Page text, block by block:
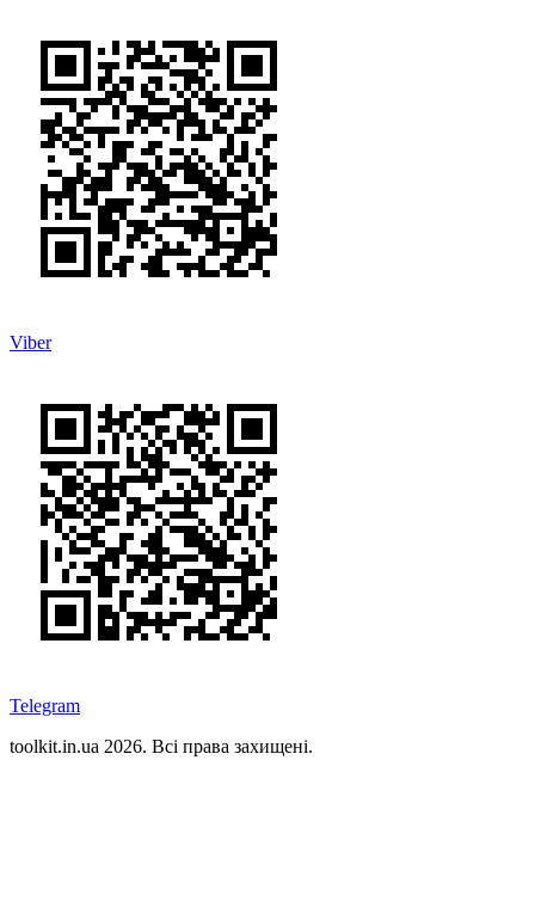
Viber
Telegram
toolkit.in.ua 2026. Всі права захищені.